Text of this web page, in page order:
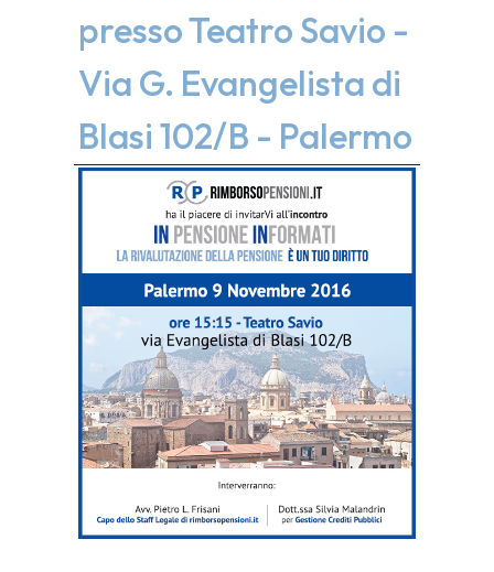
presso Teatro Savio -
Via G. Evangelista di
Blasi 102/B - Palermo